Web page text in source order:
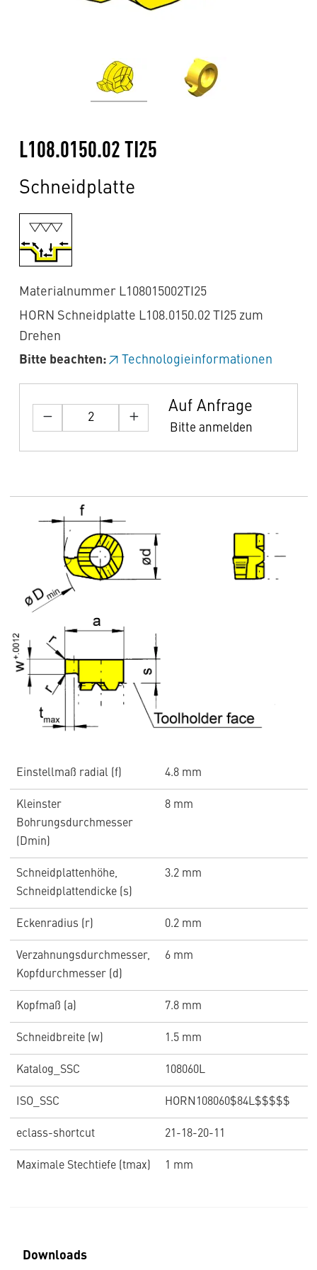
L108.0150.02 TI25
Schneidplatte
Materialnummer L108015002TI25
HORN Schneidplatte L108.0150.02 TI25 zum
Drehen
Bitte beachten:
Technologieinformationen
Auf Anfrage
Bitte anmelden
Einstellmaß radial (f) 4.8 mm
Kleinster
Bohrungsdurchmesser
(Dmin)
8 mm
Schneidplattenhöhe,
Schneidplattendicke (s)
3.2 mm
Eckenradius (r) 0.2 mm
Verzahnungsdurchmesser,
Kopfdurchmesser (d)
6 mm
Kopfmaß (a) 7.8 mm
Schneidbreite (w) 1.5 mm
Katalog_SSC 108060L
ISO_SSC HORN108060$84L$$$$$
eclass-shortcut 21-18-20-11
Maximale Stechtiefe (tmax) 1 mm
Downloads